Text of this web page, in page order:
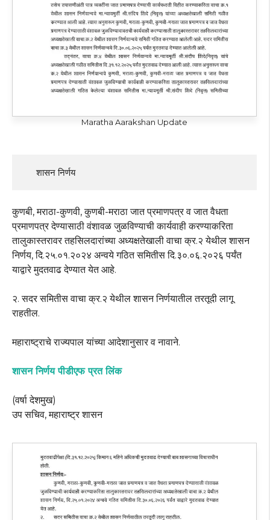
Maratha Aarakshan Update
     शासन निर्णय
कुणबी, मराठा-कुणवी, कुणबी-मराठा जात प्रमाणपत्र व जात वैधता
प्रमाणपत्र देण्यासाठी वंशावळ जुळविण्याची कार्यवाही करण्याकरिता
तालुकास्तरावर तहसिलदारांच्या अध्यक्षतेखाली वाचा क्र.२ येथील शासन
निर्णय, दि.२५.०१.२०२४ अन्वये गठित समितीस दि.३०.०६.२०२६ पर्यंत
याद्वारे मुदतवाढ देण्यात येत आहे.
२. सदर समितीस वाचा क्र.२ येथील शासन निर्णयातील तरतूदी लागू
राहतील.
महाराष्ट्राचे राज्यपाल यांच्या आदेशानुसार व नावाने.
शासन निर्णय पीडीएफ प्रत लिंक
(वर्षा देशमुख)
उप सचिव, महाराष्ट्र शासन